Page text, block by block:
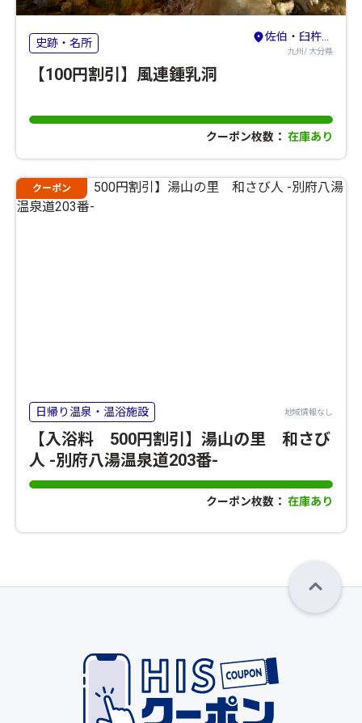
史跡・名所 佐伯・臼杵・豊後大野
九州/ 大分県
【100円割引】風連鍾乳洞
クーポン枚数： 在庫あり
クーポン
日帰り温泉・温浴施設 地域情報なし
【入浴料 500円割引】湯山の里 和さび
人 -別府八湯温泉道203番-
クーポン枚数： 在庫あり